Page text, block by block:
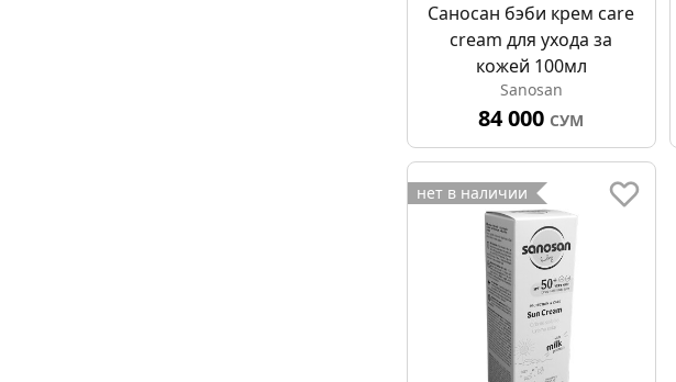
Саносан бэби крем care
cream для ухода за
кожей 100мл
Sanosan
84 000 СУМ
нет в наличии